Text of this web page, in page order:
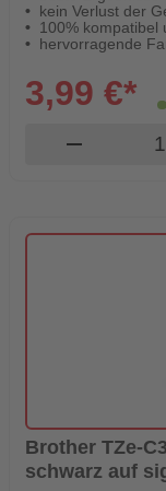
kein Verlust der
100% kompatibel
hervorragende
3,99 €*
remove
Brother TZe-
schwarz auf